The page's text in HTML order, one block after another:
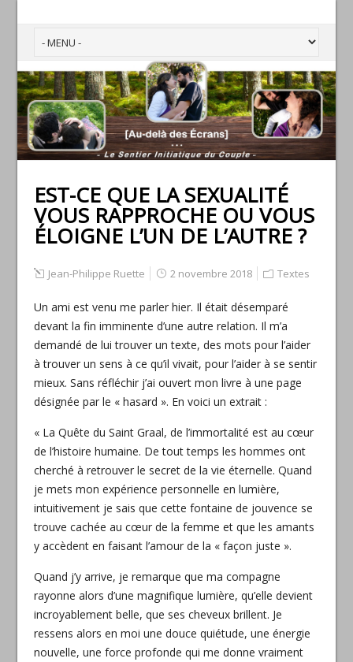
EST-CE QUE LA SEXUALITÉ
VOUS RAPPROCHE OU VOUS
ÉLOIGNE L’UN DE L’AUTRE ?
Jean-Philippe Ruette 2 novembre 2018 Textes
Un ami est venu me parler hier. Il était désemparé
devant la fin imminente d’une autre relation. Il m’a
demandé de lui trouver un texte, des mots pour l’aider
à trouver un sens à ce qu’il vivait, pour l’aider à se sentir
mieux. Sans réfléchir j’ai ouvert mon livre à une page
désignée par le « hasard ». En voici un extrait :
« La Quête du Saint Graal, de l’immortalité est au cœur
de l’histoire humaine. De tout temps les hommes ont
cherché à retrouver le secret de la vie éternelle. Quand
je mets mon expérience personnelle en lumière,
intuitivement je sais que cette fontaine de jouvence se
trouve cachée au cœur de la femme et que les amants
y accèdent en faisant l’amour de la « façon juste ».
Quand j’y arrive, je remarque que ma compagne
rayonne alors d’une magnifique lumière, qu’elle devient
incroyablement belle, que ses cheveux brillent. Je
ressens alors en moi une douce quiétude, une énergie
nouvelle, une force profonde qui me donne vraiment